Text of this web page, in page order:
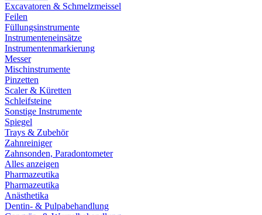
Excavatoren & Schmelzmeissel
Feilen
Füllungsinstrumente
Instrumenteneinsätze
Instrumentenmarkierung
Messer
Mischinstrumente
Pinzetten
Scaler & Küretten
Schleifsteine
Sonstige Instrumente
Spiegel
Trays & Zubehör
Zahnreiniger
Zahnsonden, Paradontometer
Alles anzeigen
Pharmazeutika
Pharmazeutika
Anästhetika
Dentin- & Pulpabehandlung